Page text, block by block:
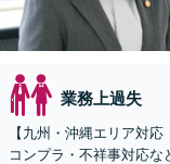
業務上過失
【九州・沖縄エリア対
コンプラ・不祥事対応